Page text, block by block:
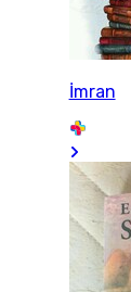
İmran